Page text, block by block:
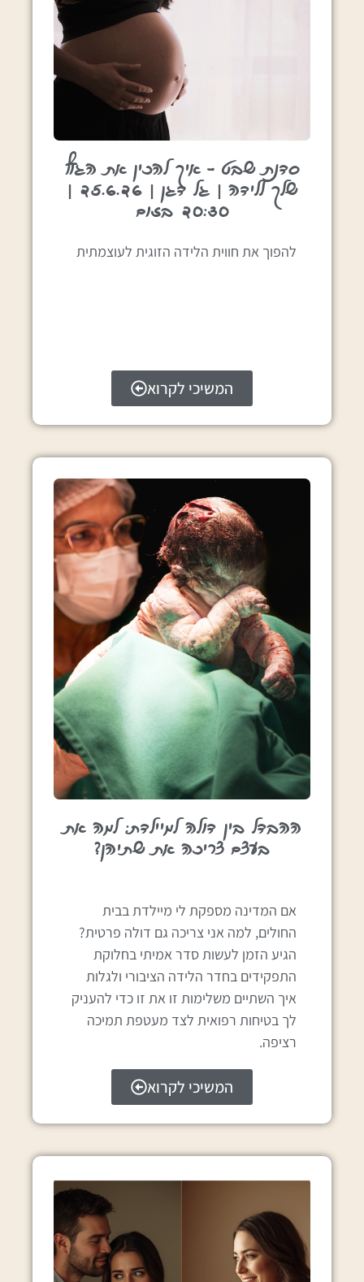
סדנת שבט – איך להכין את הגוף
שלך ללידה | גל דגן | 25.6.26 |
20:30 בזום
להפוך את חווית הלידה הזוגית לעוצמתית
המשיכי לקרוא
ההבדל בין דולה למיילדת: למה את
בעצם צריכה את שתיהן?
אם המדינה מספקת לי מיילדת בבית
החולים, למה אני צריכה גם דולה פרטית?
הגיע הזמן לעשות סדר אמיתי בחלוקת
התפקידים בחדר הלידה הציבורי ולגלות
איך השתיים משלימות זו את זו כדי להעניק
לך בטיחות רפואית לצד מעטפת תמיכה
רציפה.
המשיכי לקרוא